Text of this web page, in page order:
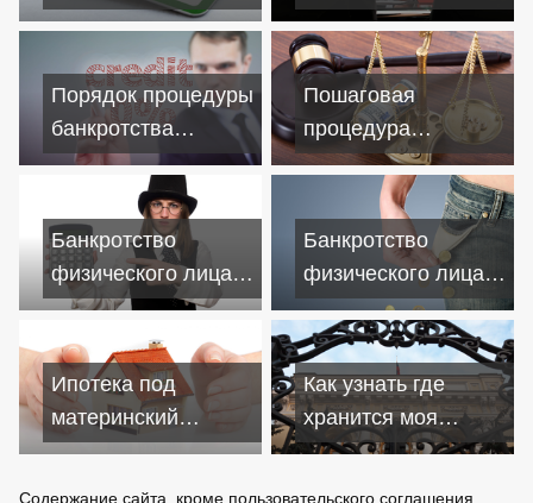
"Мир" входит в
банкротстве
физических лиц
Порядок процедуры
банкротства
физических лиц
Пошаговая
процедура
банкротства
физических лиц
Банкротство
физического лица:
плюсы и минусы
Банкротство
физического лица:
с чего начинать
Ипотека под
материнский
капитал: о чем надо
Как узнать где
хранится моя
кредитная история
Содержание сайта, кроме пользовательского соглашения,